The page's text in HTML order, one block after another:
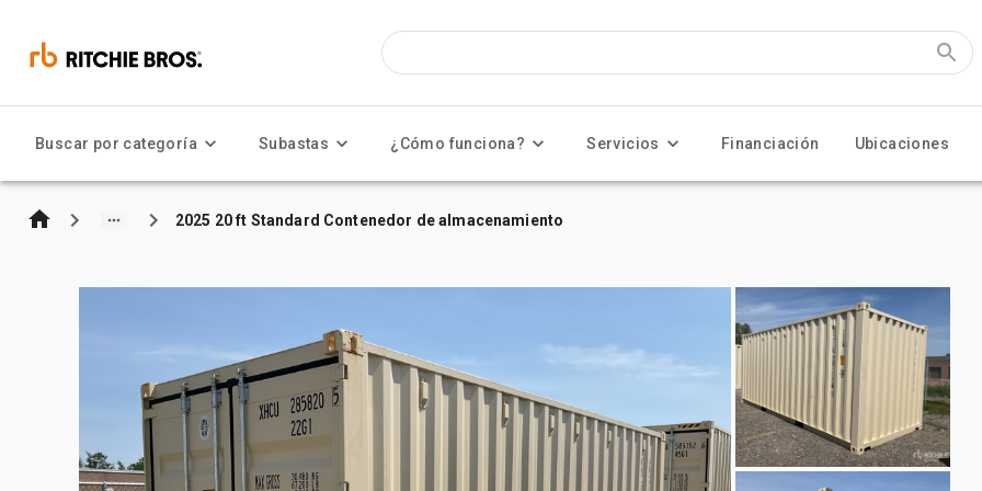
Buscar por categoría Subastas ¿Cómo funciona? Servicios Financiación Ubicaciones
2025 20 ft Standard Contenedor de almacenamiento